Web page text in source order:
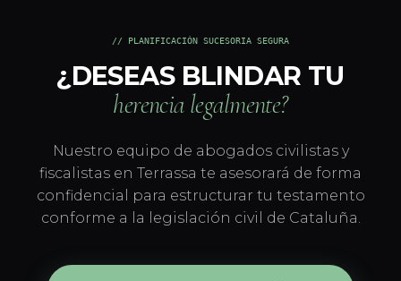
// PLANIFICACIÓN SUCESORIA SEGURA
¿DESEAS BLINDAR TU
herencia legalmente?
Nuestro equipo de abogados civilistas y
fiscalistas en Terrassa te asesorará de forma
confidencial para estructurar tu testamento
conforme a la legislación civil de Cataluña.